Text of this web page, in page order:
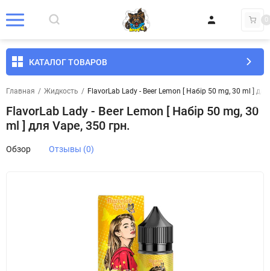
0
КАТАЛОГ ТОВАРОВ
Главная / Жидкость / FlavorLab Lady - Beer Lemon [ Набір 50 mg, 30 ml ]
FlavorLab Lady - Beer Lemon [ Набір 50 mg, 30
ml ] для Vape, 350 грн.
Обзор Отзывы (0)